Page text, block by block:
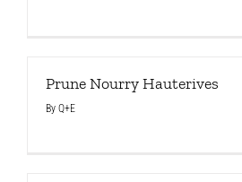
Prune Nourry Hauterives
By Q+E